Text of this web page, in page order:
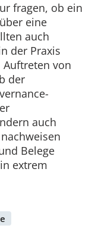
fragen, ob ein
eine
auch
der Praxis
von
der
auch
Belege
extrem